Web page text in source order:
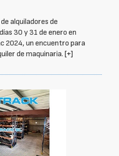
alquiladores de
30 y 31 de enero en
2024, un encuentro para
de maquinaria. [+]